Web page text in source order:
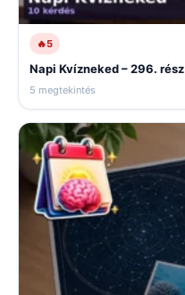
🔥5
Napi Kvízneked – 296. rész
5 megtekintés